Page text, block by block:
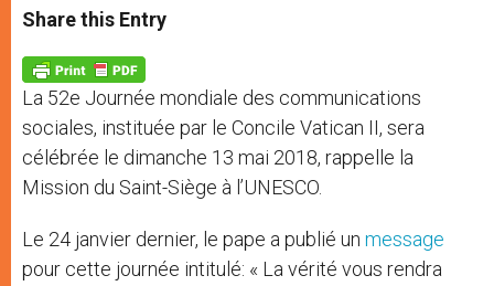
t
s
p
p
s
e
g
e
r
e
b
o
k
Share this Entry
La 52e Journée mondiale des communications
sociales, instituée par le Concile Vatican II, sera
célébrée le dimanche 13 mai 2018, rappelle la
Mission du Saint-Siège à l’UNESCO.
Le 24 janvier dernier, le pape a publié un message
pour cette journée intitulé: « La vérité vous rendra